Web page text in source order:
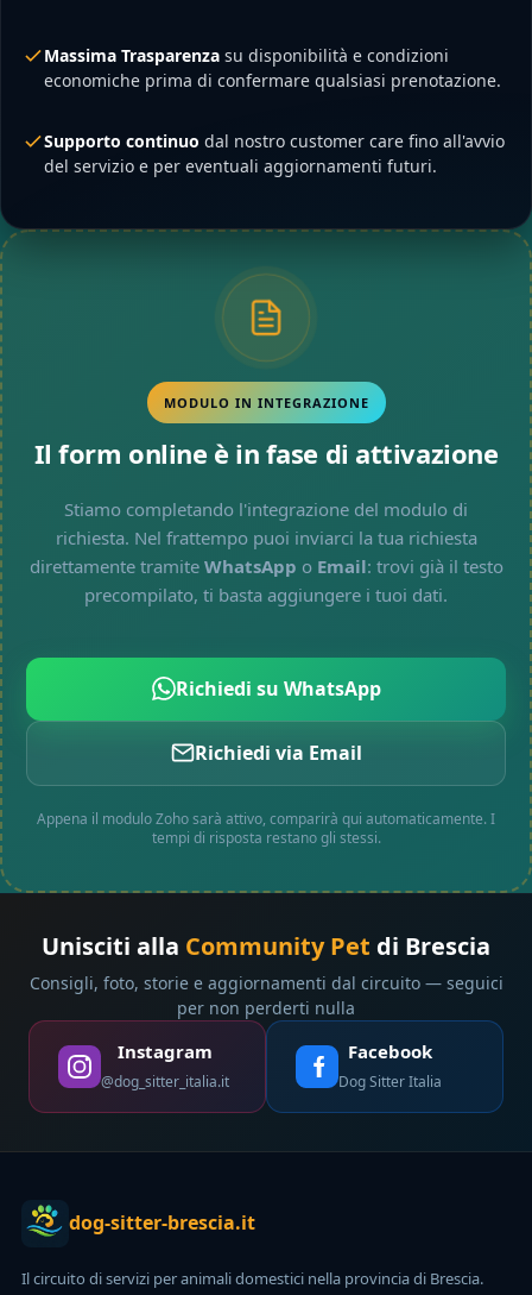
Massima Trasparenza su disponibilità e condizioni
economiche prima di confermare qualsiasi prenotazione.
Supporto continuo dal nostro customer care fino all'avvio
del servizio e per eventuali aggiornamenti futuri.
MODULO IN INTEGRAZIONE
Il form online è in fase di attivazione
Stiamo completando l'integrazione del modulo di
richiesta. Nel frattempo puoi inviarci la tua richiesta
direttamente tramite WhatsApp o Email: trovi già il testo
precompilato, ti basta aggiungere i tuoi dati.
Richiedi su WhatsApp
Richiedi via Email
Appena il modulo Zoho sarà attivo, comparirà qui automaticamente. I
tempi di risposta restano gli stessi.
Unisciti alla Community Pet di Brescia
Consigli, foto, storie e aggiornamenti dal circuito — seguici
per non perderti nulla
Instagram
@dog_sitter_italia.it
Facebook
Dog Sitter Italia
dog-sitter-brescia.it
Il circuito di servizi per animali domestici nella provincia di Brescia.